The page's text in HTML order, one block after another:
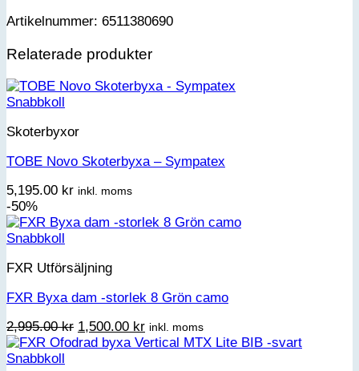
Artikelnummer: 6511380690
Relaterade produkter
Snabbkoll
Skoterbyxor
TOBE Novo Skoterbyxa – Sympatex
5,195.00 kr inkl. moms
-50%
Snabbkoll
FXR Utförsäljning
FXR Byxa dam -storlek 8 Grön camo
2,995.00kr Det
ursprungliga
1,500.00 krDet
nuvarande
inkl. moms
Snabbkoll